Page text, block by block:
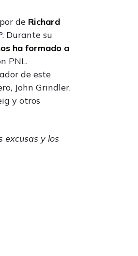
de Richard
Durante su
ha formado a
PNL.
de este
John Grindler,
y otros
excusas y los